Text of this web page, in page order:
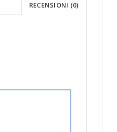
RECENSIONI (0)